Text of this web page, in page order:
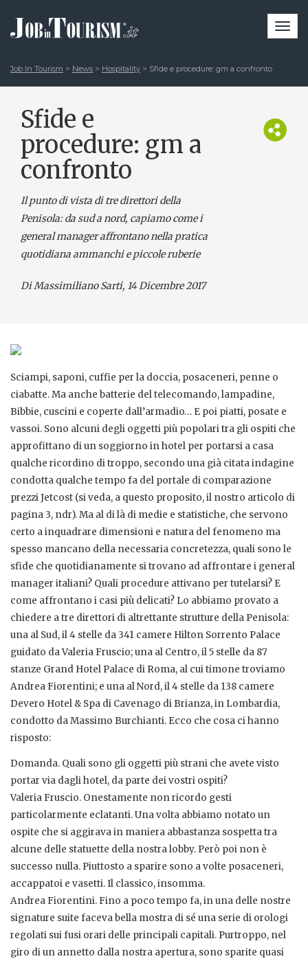
Job In Tourism > News > Hospitality > Sfide e procedure: gm a confronto
Sfide e
procedure: gm a
confronto
Il punto di vista di tre direttori della
Penisola: da sud a nord, capiamo come i
general manager affrontano nella pratica
quotidiana ammanchi e piccole ruberie
Di Massimiliano Sarti, 14 Dicembre 2017
Sciampi, saponi, cuffie per la doccia, posaceneri, penne o
ciabatte. Ma anche batterie del telecomando, lampadine,
Bibbie, cuscini e coperte dall’armadio… E poi piatti, posate e
vassoi. Sono alcuni degli oggetti più popolari tra gli ospiti che
approfittano di un soggiorno in hotel per portarsi a casa
qualche ricordino di troppo, secondo una già citata indagine
condotta qualche tempo fa del portale di comparazione
prezzi Jetcost (si veda, a questo proposito, il nostro articolo di
pagina 3, ndr). Ma al di là di medie e statistiche, che servono
certo a inquadrare dimensioni e natura del fenomeno ma
spesso mancano della necessaria concretezza, quali sono le
sfide che quotidianamente si trovano ad affrontare i general
manager italiani? Quali procedure attivano per tutelarsi? E
come affrontano i casi più delicati? Lo abbiamo provato a
chiedere a tre direttori di altrettante strutture della Penisola:
una al Sud, il 4 stelle da 341 camere Hilton Sorrento Palace
guidato da Valeria Fruscio; una al Centro, il 5 stelle da 87
stanze Grand Hotel Palace di Roma, al cui timone troviamo
Andrea Fiorentini; e una al Nord, il 4 stelle da 138 camere
Devero Hotel & Spa di Cavenago di Brianza, in Lombardia,
condotto da Massimo Burchianti. Ecco che cosa ci hanno
risposto:
Domanda. Quali sono gli oggetti più strani che avete visto
portar via dagli hotel, da parte dei vostri ospiti?
Valeria Fruscio. Onestamente non ricordo gesti
particolarmente eclatanti. Una volta abbiamo notato un
ospite che si aggirava in maniera abbastanza sospetta tra
alcune delle statuette della nostra lobby. Però poi non è
successo nulla. Piuttosto a sparire sono a volte posaceneri,
accappatoi e vasetti. Il classico, insomma.
Andrea Fiorentini. Fino a poco tempo fa, in una delle nostre
signature suite faceva bella mostra di sé una serie di orologi
regolati sui fusi orari delle principali capitali. Purtroppo, nel
giro di un annetto dalla nostra apertura, sono sparite quasi